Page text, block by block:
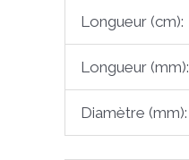
Longueur (cm):
Longueur (mm):
Diamètre (mm):